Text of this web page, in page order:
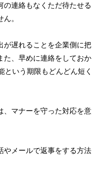
の連絡もなくただ待たせる
。
が遅れることを企業側に把
た、早めに連絡をしておか
という期限もどんどん短く
、マナーを守った対応を意
やメールで返事をする方法